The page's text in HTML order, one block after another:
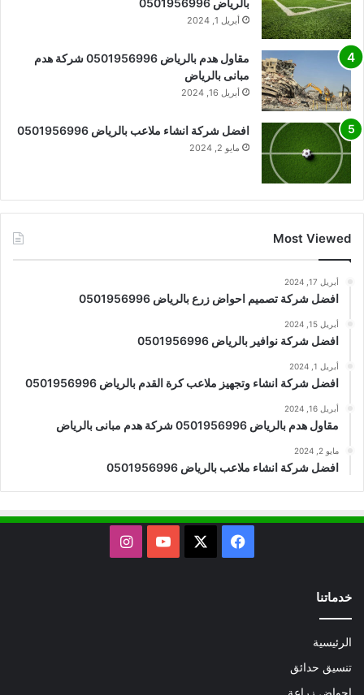
بالرياض 0501956996
أبريل 1, 2024
مقاول هدم بالرياض 0501956996 شركة هدم
مبانى بالرياض
أبريل 16, 2024
افضل شركة انشاء ملاعب بالرياض 0501956996
مايو 2, 2024
Most Viewed
أبريل 17, 2024
افضل شركة تصميم احواض زرع بالرياض 0501956996
أبريل 15, 2024
افضل شركة نوافير بالرياض 0501956996
أبريل 1, 2024
افضل شركة انشاء وتجهيز ملاعب كرة القدم بالرياض 0501956996
أبريل 16, 2024
مقاول هدم بالرياض 0501956996 شركة هدم مبانى بالرياض
مايو 2, 2024
افضل شركة انشاء ملاعب بالرياض 0501956996
فيسبوك يوتيوبانستقرام
خدماتنا
الرئيسية
تنسيق حدائق